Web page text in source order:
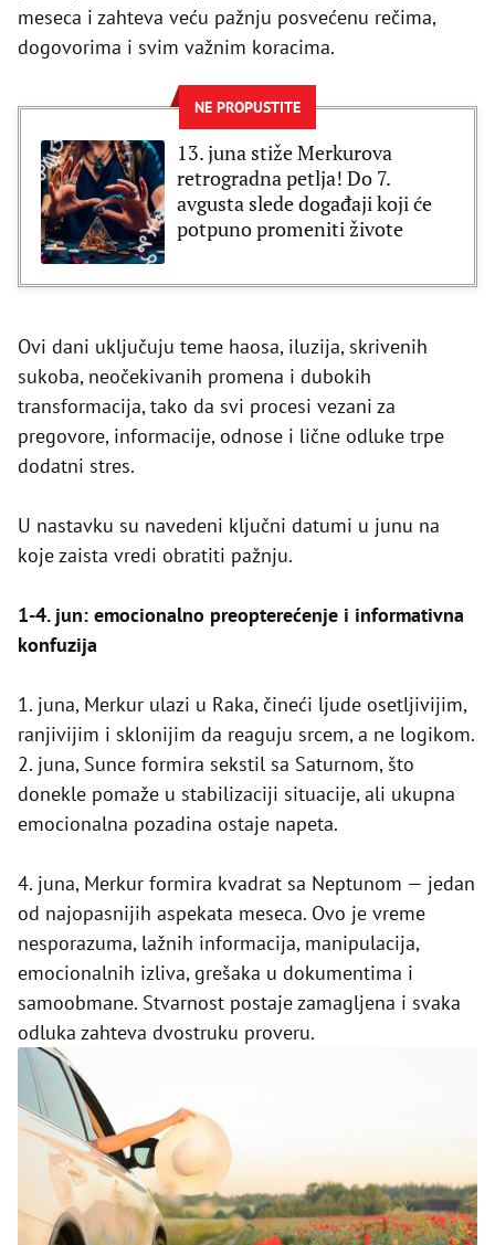
meseca i zahteva veću pažnju posvećenu rečima,
dogovorima i svim važnim koracima.
NE PROPUSTITE
13. juna stiže Merkurova
retrogradna petlja! Do 7.
avgusta slede događaji koji će
potpuno promeniti živote
Ovi dani uključuju teme haosa, iluzija, skrivenih
sukoba, neočekivanih promena i dubokih
transformacija, tako da svi procesi vezani za
pregovore, informacije, odnose i lične odluke trpe
dodatni stres.
U nastavku su navedeni ključni datumi u junu na
koje zaista vredi obratiti pažnju.
1-4. jun: emocionalno preopterećenje i informativna
konfuzija
1. juna, Merkur ulazi u Raka, čineći ljude osetljivijim,
ranjivijim i sklonijim da reaguju srcem, a ne logikom.
2. juna, Sunce formira sekstil sa Saturnom, što
donekle pomaže u stabilizaciji situacije, ali ukupna
emocionalna pozadina ostaje napeta.
4. juna, Merkur formira kvadrat sa Neptunom — jedan
od najopasnijih aspekata meseca. Ovo je vreme
nesporazuma, lažnih informacija, manipulacija,
emocionalnih izliva, grešaka u dokumentima i
samoobmane. Stvarnost postaje zamagljena i svaka
odluka zahteva dvostruku proveru.